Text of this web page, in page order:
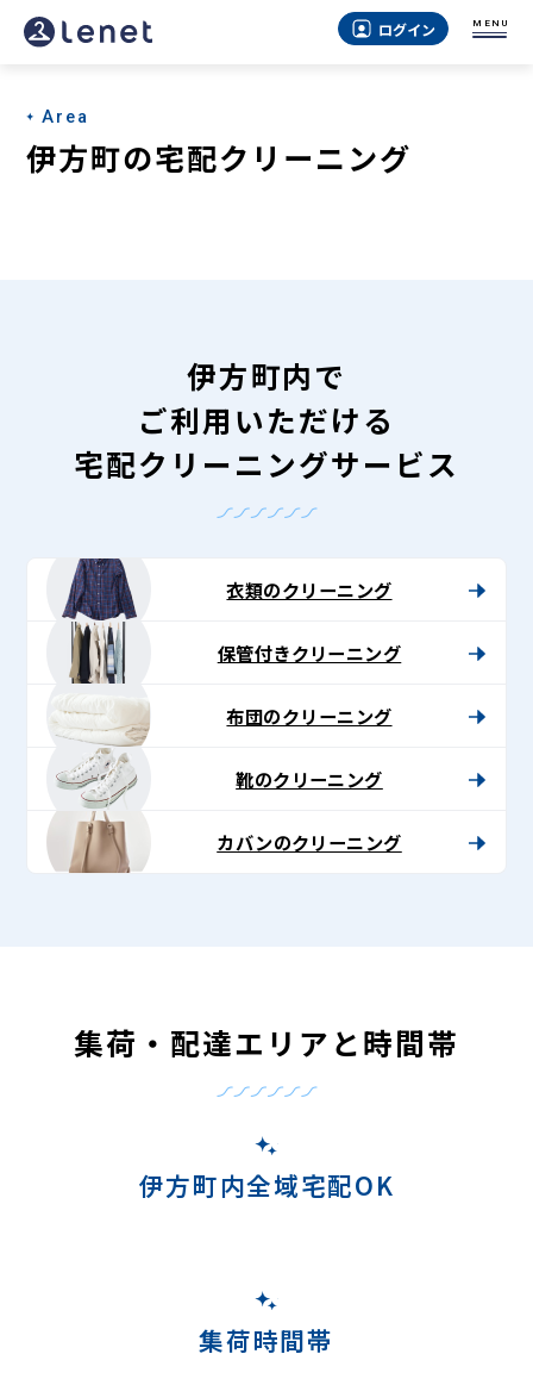
伊
町
の
Lenet〈リ
ト〉
ログイン MENU
Area
伊方町の宅配クリーニング
伊方町内で
ご利用いただける
宅配クリーニングサービス
衣類のクリーニング
保管付きクリーニング
布団のクリーニング
靴のクリーニング
カバンのクリーニング
集荷・配達エリアと時間帯
伊方町内全域宅配OK
集荷時間帯